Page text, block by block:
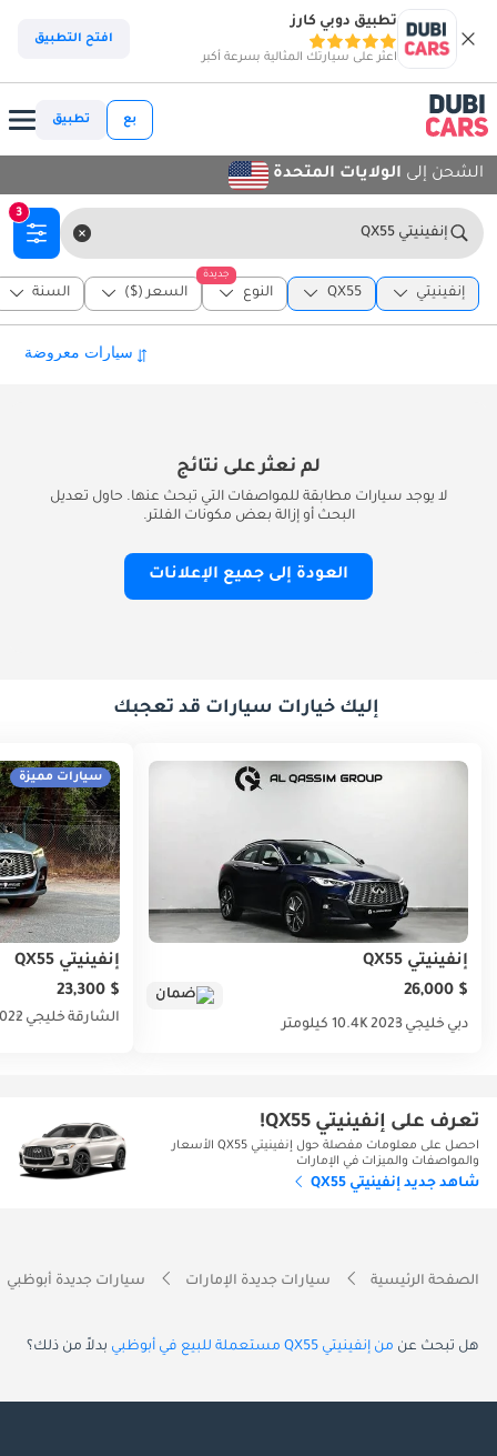
تطبيق دوبي كارز
اعثر على سيارتك المثالية بسرعة أكبر
افتح التطبيق
بع تطبيق
الشحن إلى الولايات المتحدة
إنفينيتي QX55
3
إنفينيتي QX55
جديدة
النوع السعر ($) السنة
لم نعثر على نتائج
لا يوجد سيارات مطابقة للمواصفات التي تبحث عنها. حاول تعديل
البحث أو إزالة بعض مكونات الفلتر.
العودة إلى جميع الإعلانات
إليك خيارات سيارات قد تعجبك
إنفينيتي QX55
$ 26,000
ضمان
دبي خليجي 202310.4K كيلومتر
سيارات مميزة
إنفينيتي QX55
$ 23,300
الشارقة خليجي
تعرف على إنفينيتي QX55!
احصل على معلومات مفصلة حول إنفينيتي QX55 الأسعار
والمواصفات والميزات في الإمارات
شاهد جديد إنفينيتي QX55
الصفحة الرئيسية سيارات جديدة الإمارات سيارات جديدة أبوظبي
هل تبحث عن من إنفينيتي QX55 مستعملة للبيع في أبوظبي بدلاً من ذلك؟